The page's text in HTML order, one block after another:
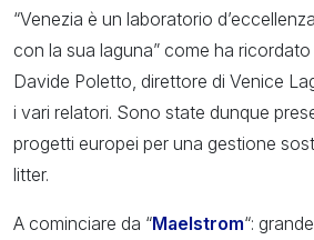
“Venezia è un laboratorio
con la sua laguna” come ha
Davide Poletto, direttore di Venice
i vari relatori. Sono state dunque
progetti europei per una gestione
litter.
A cominciare da “Maelstrom“: